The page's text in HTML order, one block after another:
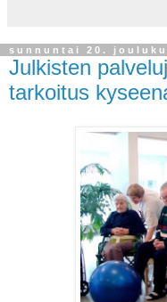
sunnuntai 20.
Julkisten
tarkoitus